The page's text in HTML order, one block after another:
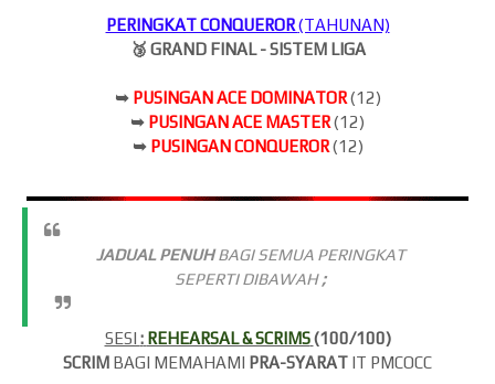
PERINGKAT CONQUEROR(TAHUNAN)
🥉 GRAND FINAL - SISTEM LIGA
➥ PUSINGAN ACE DOMINATOR (12)
➥ PUSINGAN ACE MASTER(12)
➥ PUSINGAN CONQUEROR (12)
JADUAL PENUHBAGI SEMUA PERINGKAT
SEPERTI DIBAWAH;
SESI : REHEARSAL & SCRIMS (100/100)
SCRIM BAGI MEMAHAMI PRA-SYARAT IT PMCOCC